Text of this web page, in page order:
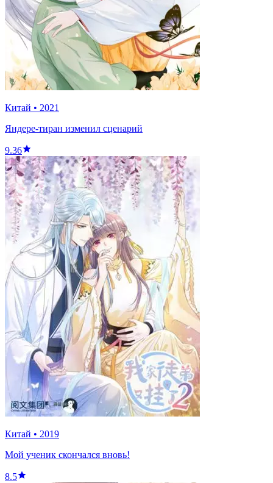
Китай • 2021
Яндере-тиран изменил сценарий
9.36
Китай • 2019
Мой ученик скончался вновь!
8.5